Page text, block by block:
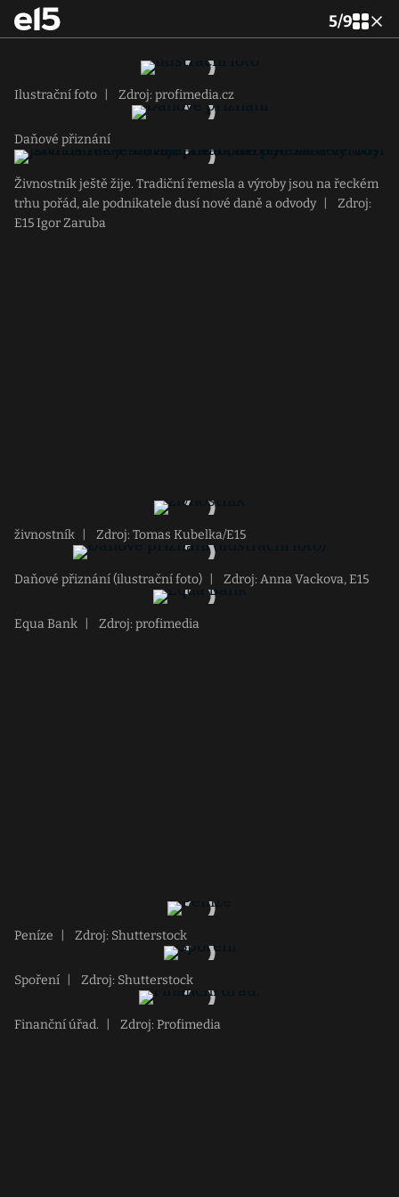
5/9
Ilustrační foto Zdroj: profimedia.cz
Daňové přiznání
Živnostník ještě žije. Tradiční řemesla a výroby jsou na řeckém
trhu pořád, ale podnikatele dusí nové daně a odvody
Zdroj:
E15 Igor Zaruba
živnostník Zdroj: Tomas Kubelka/E15
Daňové přiznání (ilustrační foto) Zdroj: Anna Vackova, E15
Equa Bank Zdroj: profimedia
Peníze Zdroj: Shutterstock
Spoření Zdroj: Shutterstock
Finanční úřad. Zdroj: Profimedia